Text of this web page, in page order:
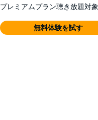
プレミアムプラン聴き放題対象
無料体験を試す